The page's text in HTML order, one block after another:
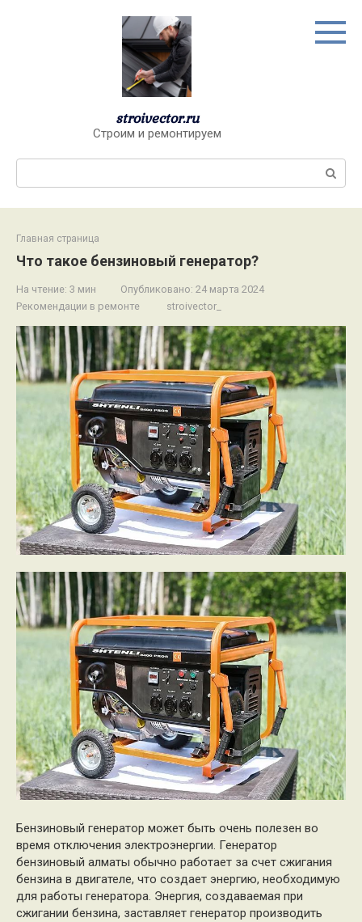
stroivector.ru
Строим и ремонтируем
Главная страница
Что такое бензиновый генератор?
На чтение: 3 мин Опубликовано: 24 марта 2024
Рекомендации в ремонте
stroivector_
Бензиновый генератор может быть очень полезен во
время отключения электроэнергии. Генератор
бензиновый алматы обычно работает за счет сжигания
бензина в двигателе, что создает энергию, необходимую
для работы генератора. Энергия, создаваемая при
сжигании бензина, заставляет генератор производить